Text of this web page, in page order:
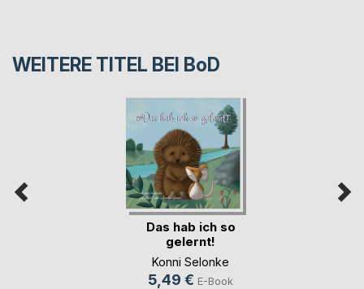
WEITERE TITEL BEI BoD
Das hab ich so
gelernt!
Konni Selonke
5,49 € E-Book